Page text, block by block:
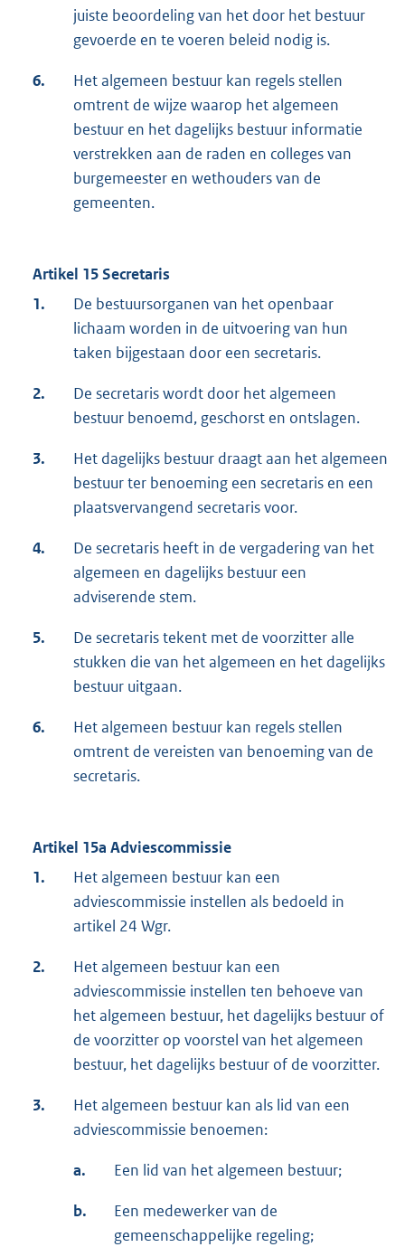
juiste beoordeling van het door het bestuur
gevoerde en te voeren beleid nodig is.
6.
Het algemeen bestuur kan regels stellen
omtrent de wijze waarop het algemeen
bestuur en het dagelijks bestuur informatie
verstrekken aan de raden en colleges van
burgemeester en wethouders van de
gemeenten.
Artikel 15 Secretaris
1.
De bestuursorganen van het openbaar
lichaam worden in de uitvoering van hun
taken bijgestaan door een secretaris.
2.
De secretaris wordt door het algemeen
bestuur benoemd, geschorst en ontslagen.
3.
Het dagelijks bestuur draagt aan het algemeen
bestuur ter benoeming een secretaris en een
plaatsvervangend secretaris voor.
4.
De secretaris heeft in de vergadering van het
algemeen en dagelijks bestuur een
adviserende stem.
5.
De secretaris tekent met de voorzitter alle
stukken die van het algemeen en het dagelijks
bestuur uitgaan.
6.
Het algemeen bestuur kan regels stellen
omtrent de vereisten van benoeming van de
secretaris.
Artikel 15a Adviescommissie
1.
Het algemeen bestuur kan een
adviescommissie instellen als bedoeld in
artikel 24 Wgr.
2.
Het algemeen bestuur kan een
adviescommissie instellen ten behoeve van
het algemeen bestuur, het dagelijks bestuur of
de voorzitter op voorstel van het algemeen
bestuur, het dagelijks bestuur of de voorzitter.
3.
Het algemeen bestuur kan als lid van een
adviescommissie benoemen:
a. Een lid van het algemeen bestuur;
b.
Een medewerker van de
gemeenschappelijke regeling;